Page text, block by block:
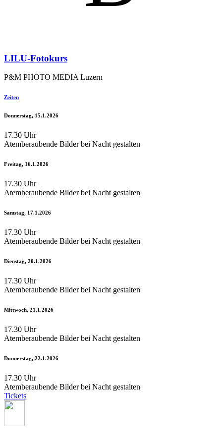
LILU-Fotokurs
P&M PHOTO MEDIA Luzern
Zeiten
Donnerstag, 15.1.2026
17.30 Uhr
Atemberaubende Bilder bei Nacht gestalten
Freitag, 16.1.2026
17.30 Uhr
Atemberaubende Bilder bei Nacht gestalten
Samstag, 17.1.2026
17.30 Uhr
Atemberaubende Bilder bei Nacht gestalten
Dienstag, 20.1.2026
17.30 Uhr
Atemberaubende Bilder bei Nacht gestalten
Mittwoch, 21.1.2026
17.30 Uhr
Atemberaubende Bilder bei Nacht gestalten
Donnerstag, 22.1.2026
17.30 Uhr
Atemberaubende Bilder bei Nacht gestalten
Tickets